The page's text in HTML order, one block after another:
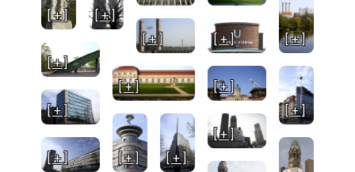
[ + ] [ + ]
[ + ] [ + ]
[ + ]
[ + ]
[ + ]
[ + ]
[ + ]
[ + ]
[ + ] [ + ]
[ + ]
[ + ]